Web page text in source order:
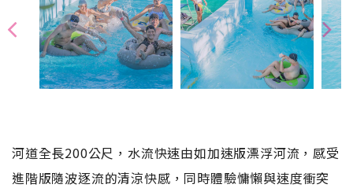
河道全長200公尺，水流快速由如加速版漂浮河流，感受
進階版隨波逐流的清涼快感，同時體驗慵懶與速度衝突